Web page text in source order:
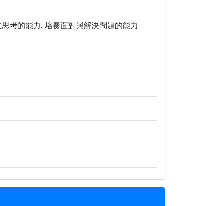
考的能力, 培養面對與解決問題的能力